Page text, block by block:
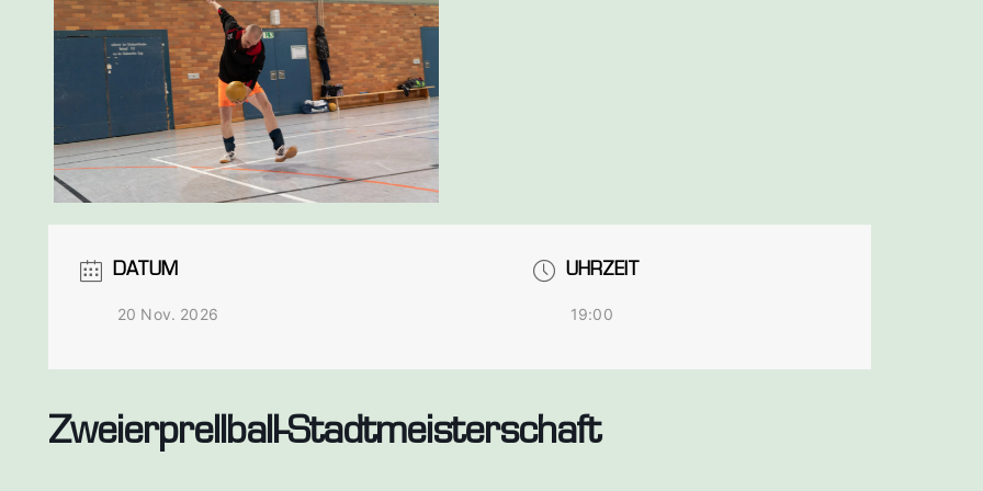
DATUM
20 Nov. 2026
UHRZEIT
19:00
Zweierprellball-Stadtmeisterschaft